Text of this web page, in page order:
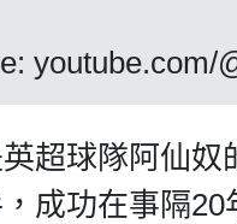
youtube.com/
超球隊阿仙
成功在事隔